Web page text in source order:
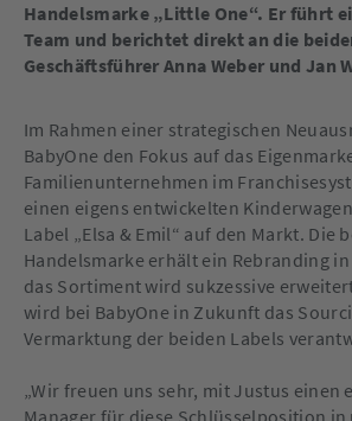
Handelsmarke „Little One“. Er führt
Team und berichtet direkt an die
Geschäftsführer Anna Weber und Jan
Im Rahmen einer strategischen
BabyOne den Fokus auf das
Familienunternehmen im
einen eigens entwickelten
Label „Elsa & Emil“ auf den Markt. Die
Handelsmarke erhält ein Rebranding
das Sortiment wird sukzessive
wird bei BabyOne in Zukunft das
Vermarktung der beiden Labels
„Wir freuen uns sehr, mit Justus einen
Manager für diese Schlüsselposition in